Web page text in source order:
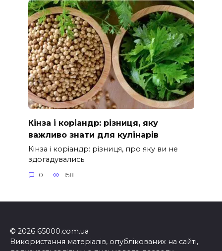
Кінза і коріандр: різниця, яку
важливо знати для кулінарів
Кінза і коріандр: різниця, про яку ви не
здогадувались
0 158
© 2026 65000.com.ua
Використання матеріалів, опублікованих на сайті,